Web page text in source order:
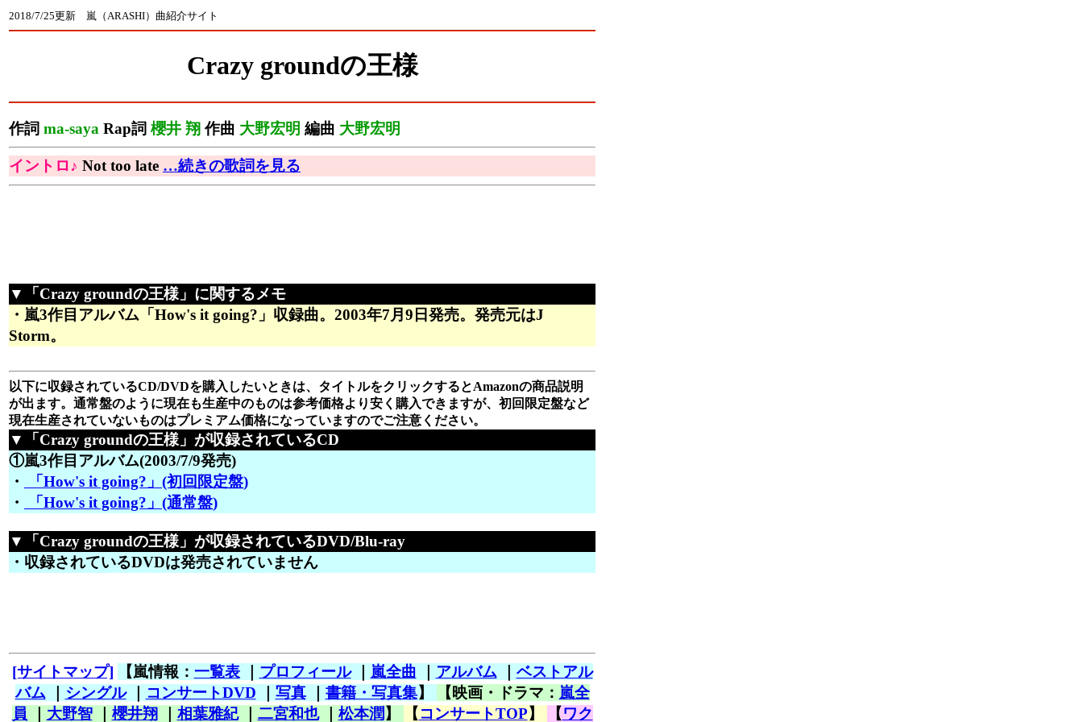
2018/7/25更新 嵐（ARASHI）曲紹介サイト
Crazy groundの王様
作詞 ma-saya Rap詞 櫻井 翔 作曲 大野宏明 編曲 大野宏明
イントロ♪ Not too late …続きの歌詞を見る
▼「Crazy groundの王様」に関するメモ
・嵐3作目アルバム「How's it going?」収録曲。2003年7月9日発売。発売元はJ
Storm。
以下に収録されているCD/DVDを購入したいときは、タイトルをクリックするとAmazonの商品説明
が出ます。通常盤のように現在も生産中のものは参考価格より安く購入できますが、初回限定盤など
現在生産されていないものはプレミアム価格になっていますのでご注意ください。
▼「Crazy groundの王様」が収録されているCD
①嵐3作目アルバム(2003/7/9発売)
・
「How's it going?」(初回限定盤)
・
「How's it going?」(通常盤)
▼「Crazy groundの王様」が収録されているDVD/Blu-ray
・収録されているDVDは発売されていません
[サイトマップ] 【嵐情報： 一覧表｜ プロフィール｜ 嵐全曲 アルバム｜ ベストアル
バム｜ シングル｜ コンサートDVD 写真｜ 書籍・写真集】 【映画・ドラマ： 嵐全
員
大野智｜ 櫻井翔 相葉雅紀｜ 二宮和也｜ 松本潤 】 【コンサートTOP】 【ワク